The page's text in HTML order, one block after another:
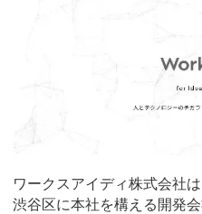
ワークスアイディ株式会社
渋谷区に本社を構える開発会